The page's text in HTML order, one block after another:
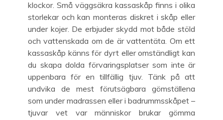
klockor. Små väggsäkra kassaskåp finns i olika
storlekar och kan monteras diskret i skåp eller
under kojer. De erbjuder skydd mot både stöld
och vattenskada om de är vattentäta. Om ett
kassaskåp känns för dyrt eller omständligt kan
du skapa dolda förvaringsplatser som inte är
uppenbara för en tillfällig tjuv. Tänk på att
undvika de mest förutsägbara gömställena
som under madrassen eller i badrummsskåpet –
tjuvar vet var människor brukar gömma